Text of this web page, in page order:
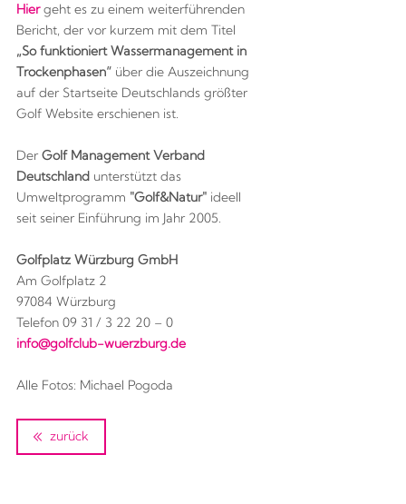
Hiergeht es zu einem weiterführenden
Bericht, der vor kurzem mit dem Titel
„So funktioniert Wassermanagement in
Trockenphasen“über die Auszeichnung
auf der Startseite Deutschlands größter
Golf Website erschienen ist.
Der Golf Management Verband
Deutschland unterstützt das
Umweltprogramm "Golf&Natur"ideell
seit seiner Einführung im Jahr 2005.
Golfplatz Würzburg GmbH
Am Golfplatz 2
97084 Würzburg
Telefon 09 31 / 3 22 20 – 0
info@golfclub-wuerzburg.de
Alle Fotos: Michael Pogoda
zurück